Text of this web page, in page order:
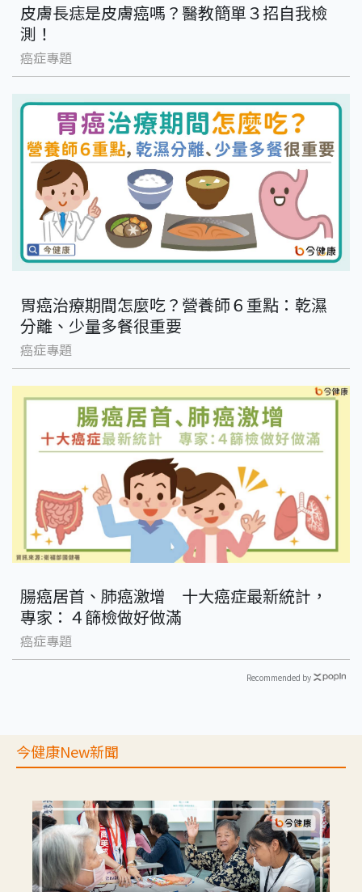
皮膚長痣是皮膚癌嗎？醫教簡單３招自我檢
測！
癌症專題
胃癌治療期間怎麼吃？營養師６重點：乾濕
分離、少量多餐很重要
癌症專題
腸癌居首、肺癌激增 十大癌症最新統計，
專家：４篩檢做好做滿
癌症專題
Recommended by
今健康New新聞